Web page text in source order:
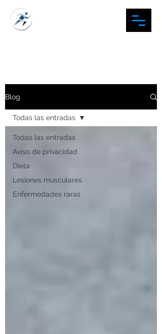
Blog
Todas las entradas
Aviso de privacidad
Dieta
Lesiones musculares
Enfermedades raras
Todas las entradas